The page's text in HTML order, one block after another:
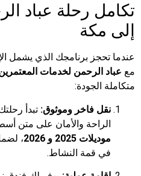
رحلة عباد
برنامجك الذي يشمل الإقامة في
لخدمات المعتمرين ، فإنك
فاخر وموثوق:تبدأ رحلتك من
والأمان على متن أسطولنا
، لضمان وصولك
النشاط.